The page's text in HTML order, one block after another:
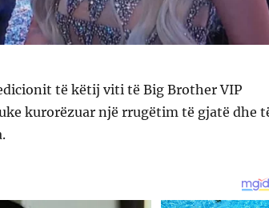
të këtij viti të Big Brother VIP
kurorëzuar një rrugëtim të gjatë dhe